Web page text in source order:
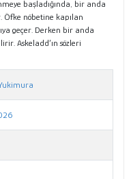
başladığında, bir anda
Öfke nöbetine kapılan
geçer. Derken bir anda
Askeladd’ın sözleri